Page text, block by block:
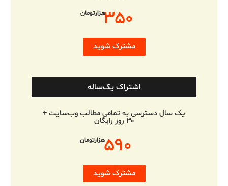
۳۵۰هزارتومان
مشترک شوید
اشتراک یک‌ساله
یک سال دسترسی به تمامی مطالب وب‌سایت +
۳۰ روز رایگان
۵۹۰هزارتومان
مشترک شوید